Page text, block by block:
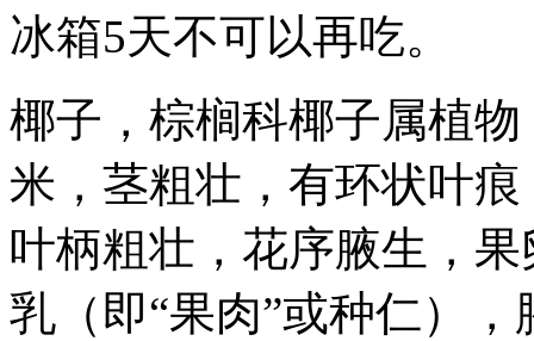
冰箱5天不可以再吃。
椰子，棕榈科椰子属植
米，茎粗壮，有环状叶
叶柄粗壮，花序腋生，
乳（即“果肉”或种仁）